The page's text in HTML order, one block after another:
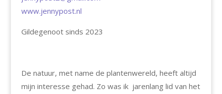
www.jennypost.nl
Gildegenoot sinds 2023
De natuur, met name de plantenwereld, heeft altijd
mijn interesse gehad. Zo was ik jarenlang lid van het